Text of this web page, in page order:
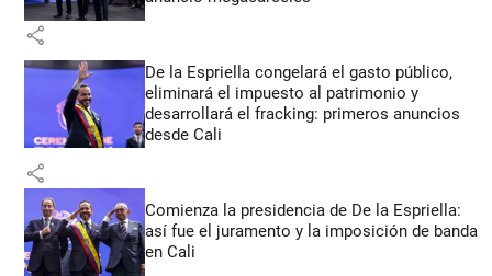
share
De la Espriella congelará el gasto público,
eliminará el impuesto al patrimonio y
desarrollará el fracking: primeros anuncios
desde Cali
share
Comienza la presidencia de De la Espriella:
así fue el juramento y la imposición de banda
en Cali